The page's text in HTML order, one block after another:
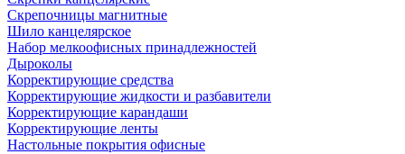
Скрепочницы магнитные
Шило канцелярское
Набор мелкоофисных принадлежностей
Дыроколы
Корректирующие средства
Корректирующие жидкости и разбавители
Корректирующие карандаши
Корректирующие ленты
Настольные покрытия офисные